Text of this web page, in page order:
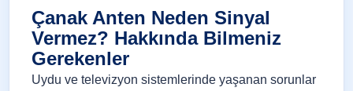
Çanak Anten Neden Sinyal
Vermez? Hakkında Bilmeniz
Gerekenler
Uydu ve televizyon sistemlerinde yaşanan sorunlar